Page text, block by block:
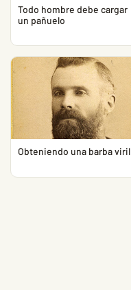
Todo hombre debe cargar
un pañuelo
Obteniendo una barba viril